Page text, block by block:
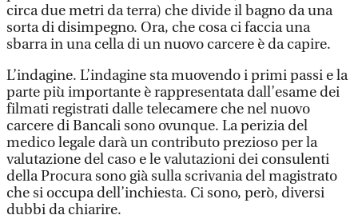
circa due metri da terra) che divide il bagno da una
sorta di disimpegno. Ora, che cosa ci faccia una
sbarra in una cella di un nuovo carcere è da capire.
L’indagine. L’indagine sta muovendo i primi passi e la
parte più importante è rappresentata dall’esame dei
filmati registrati dalle telecamere che nel nuovo
carcere di Bancali sono ovunque. La perizia del
medico legale darà un contributo prezioso per la
valutazione del caso e le valutazioni dei consulenti
della Procura sono già sulla scrivania del magistrato
che si occupa dell’inchiesta. Ci sono, però, diversi
dubbi da chiarire.